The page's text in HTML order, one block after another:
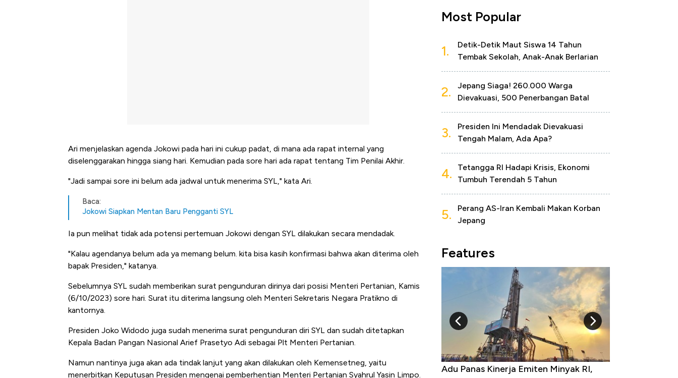
Ari menjelaskan agenda Jokowi pada hari ini cukup padat, di mana ada rapat internal yang
diselenggarakan hingga siang hari. Kemudian pada sore hari ada rapat tentang Tim Penilai Akhir.
"Jadi sampai sore ini belum ada jadwal untuk menerima SYL," kata Ari.
Baca:
Jokowi Siapkan Mentan Baru Pengganti SYL
Ia pun melihat tidak ada potensi pertemuan Jokowi dengan SYL dilakukan secara mendadak.
"Kalau agendanya belum ada ya memang belum. kita bisa kasih konfirmasi bahwa akan diterima oleh
bapak Presiden," katanya.
Sebelumnya SYL sudah memberikan surat pengunduran dirinya dari posisi Menteri Pertanian, Kamis
(6/10/2023) sore hari. Surat itu diterima langsung oleh Menteri Sekretaris Negara Pratikno di
kantornya.
Presiden Joko Widodo juga sudah menerima surat pengunduran diri SYL dan sudah ditetapkan
Kepala Badan Pangan Nasional Arief Prasetyo Adi sebagai Plt Menteri Pertanian.
Namun nantinya juga akan ada tindak lanjut yang akan dilakukan oleh Kemensetneg, yaitu
menerbitkan Keputusan Presiden mengenai pemberhentian Menteri Pertanian Syahrul Yasin Limpo.
Most Popular
1.
Detik-Detik Maut Siswa 14 Tahun
Tembak Sekolah, Anak-Anak Berlarian
2.
Jepang Siaga! 260.000 Warga
Dievakuasi, 500 Penerbangan Batal
3.
Presiden Ini Mendadak Dievakuasi
Tengah Malam, Ada Apa?
4.
Tetangga RI Hadapi Krisis, Ekonomi
Tumbuh Terendah 5 Tahun
5.
Perang AS-Iran Kembali Makan Korban
Jepang
Features
Kongo Tutup Keran Ekspor, Harga
Adu Panas Kinerja Emiten Minyak RI,
10 Provinsi dengan Tingkat